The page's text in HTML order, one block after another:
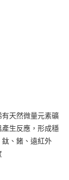
天然微量元素礦
生反應，形成穩
、鍺、遠紅外